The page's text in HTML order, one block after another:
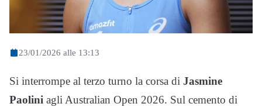
23/01/2026 alle 13:13
Si interrompe al terzo turno la corsa di Jasmine
Paolini agli Australian Open 2026. Sul cemento di